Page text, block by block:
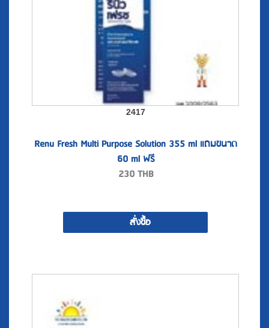
2417
Renu Fresh Multi Purpose Solution 355 ml แถมขนาด
60 ml ฟรี
230 THB
สั่งซื้อ